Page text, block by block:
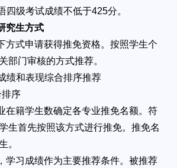
四级考试成绩不低于425分。
究生方式
方式申请获得推免资格。按照学生个
部门审核的方式推荐。
绩和表现综合排序推荐
排序
在籍学生数确定各专业推免名额。符
生首先按照该方式进行推免。推免名
。
学习成绩作为主要推荐条件。被推荐